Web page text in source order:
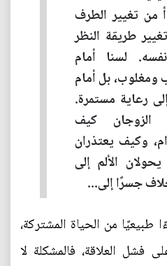
من تغيير الطرف
طريقة النظر
لسنا أمام
ومغلوب، بل أمام
رعاية مستمرة.
الزوجان كيف
وكيف يعتذران
الألم إلى
جسرًا إلى...
طبيعيًا من الحياة المشتركة،
فشل العلاقة، فالمشكلة لا